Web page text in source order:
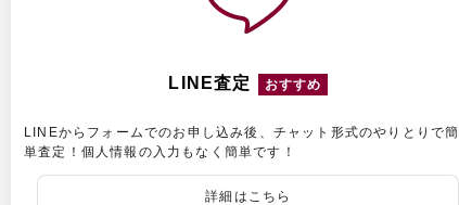
LINE査定 おすすめ
LINEからフォームでのお申し込み後、チャット形式のやりとりで簡
単査定！個人情報の入力もなく簡単です！
詳細はこちら